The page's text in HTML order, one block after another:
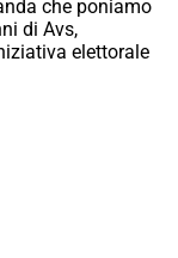
che poniamo
di Avs,
elettorale